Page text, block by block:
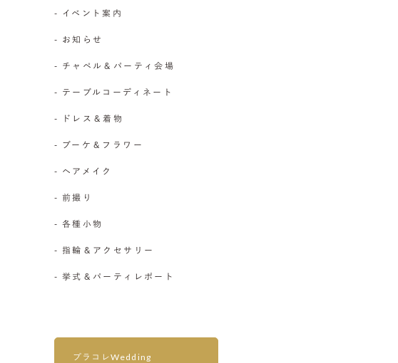
- イベント案内
- お知らせ
- チャペル＆パーティ会場
- テーブルコーディネート
- ドレス＆着物
- ブーケ＆フラワー
- ヘアメイク
- 前撮り
- 各種小物
- 指輪＆アクセサリー
- 挙式＆パーティレポート
プラコレWedding